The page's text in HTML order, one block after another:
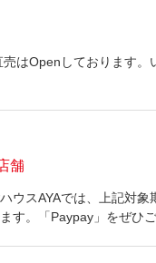
はOpenしております
舗
ウスAYAでは、上記対
す。「Paypay」をぜひ